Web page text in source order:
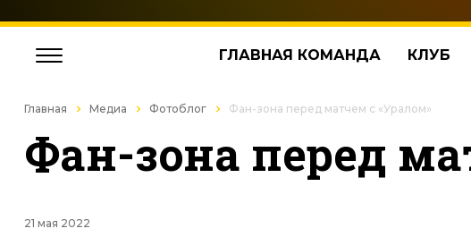
ГЛАВНАЯ КОМАНДА КЛУБ
Главная Медиа Фотоблог Фан-зона перед матчем с «Уралом»
Фан-зона перед
21 мая 2022